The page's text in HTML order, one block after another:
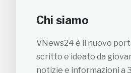
Chi siamo
VNews24 è il nuovo
scritto e ideato da
notizie e informazioni a